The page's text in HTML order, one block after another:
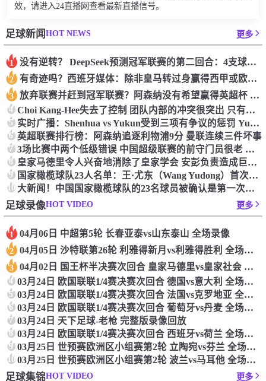
效，请进入24直播网查看最新直播信号。
足球新闻HOT NEWS 更多
1 没有逆转？ DeepSeek预测冠军联赛的第二回合：4支球队在第一回合中获胜 枪手输了
2 有奇迹吗？西班牙媒体：除非皇马转过身赢得西甲或欧洲冠军
3 放弃联赛并赶到冠军联赛？阿森纳没有希望赢得英超杯 赢得欧洲冠军的可能性
4 Choi Kang-Hee失去了控制 团队内部的冲突很突出 只有一个人可以从水火中拯救崔孔
5 实时广播：Shenhua vs Yukun受到三项有争议的惩罚 Yukun将向中国足球联合会提出投诉
6 英超联赛排行榜：阿森纳追逐利物浦9分 曼联连续三件坏事
7 3场比赛中两个低级错误 中国超级联赛的前守门员很老 是时候让位了 最好的继任者出现
8 皇家马德里令人兴奋地消除了皇家学会 安彭负责造成巨大的灾难！
9 国家橄榄球队23人名单：王·尤东（Wang Yudong）首次被选为第11名 塞吉尼奥（Serginho）在名单上
10 大新闻！中国国家橄榄球队的23名球员被确认是第一次进入阵容
足球录像HOT VIDEO 更多
1 04月06日 中超第5轮 长春亚泰vs山东泰山 全场录像
2 04月05日 沙特联第26轮 利雅得新月vs利雅得胜利 全场录像
3 04月02日 国王杯半决赛次回合 皇家马德里vs皇家社会 全场录像
4 03月24日 欧国联联1/4赛决赛次回合 德国vs意大利 全场录像回放
5 03月24日 欧国联联1/4赛决赛次回合 法国vs克罗地亚 全场录像回放
6 03月24日 欧国联联1/4赛决赛次回合 葡萄牙vs丹麦 全场录像回放
7 03月24日 天下足球-老枪 完整版录像回放
8 03月24日 欧国联联1/4赛决赛次回合 西班牙vs荷兰 全场录像回放
9 03月25日 世预赛欧洲区小组赛第2轮 立陶宛vs芬兰 全场录像回放
10 03月25日 世预赛欧洲区小组赛第2轮 波兰vs马耳他 全场录像回放
足球集锦HOT VIDEO 更多